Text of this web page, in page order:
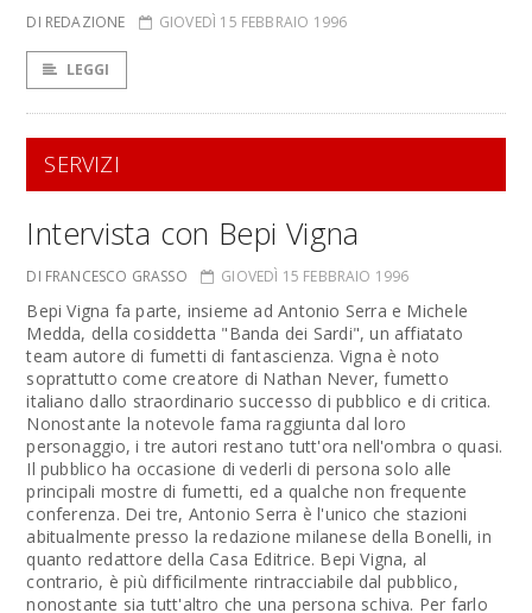
DI REDAZIONE GIOVEDÌ 15 FEBBRAIO 1996
LEGGI
SERVIZI
Intervista con Bepi Vigna
DI FRANCESCO GRASSO GIOVEDÌ 15 FEBBRAIO 1996
Bepi Vigna fa parte, insieme ad Antonio Serra e Michele
Medda, della cosiddetta "Banda dei Sardi", un affiatato
team autore di fumetti di fantascienza. Vigna è noto
soprattutto come creatore di Nathan Never, fumetto
italiano dallo straordinario successo di pubblico e di critica.
Nonostante la notevole fama raggiunta dal loro
personaggio, i tre autori restano tutt'ora nell'ombra o quasi.
Il pubblico ha occasione di vederli di persona solo alle
principali mostre di fumetti, ed a qualche non frequente
conferenza. Dei tre, Antonio Serra è l'unico che stazioni
abitualmente presso la redazione milanese della Bonelli, in
quanto redattore della Casa Editrice. Bepi Vigna, al
contrario, è più difficilmente rintracciabile dal pubblico,
nonostante sia tutt'altro che una persona schiva. Per farlo